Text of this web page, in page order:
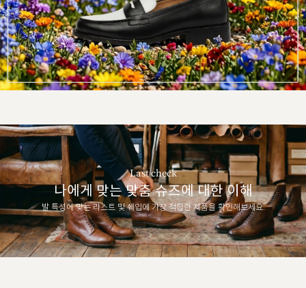
Last check
나에게 맞는 맞춤 슈즈에 대한 이해
발 특성에 맞는 라스트 및 쉐입에 가장 적합한 제품을 확인해보세요.